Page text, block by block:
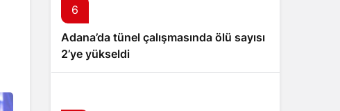
6
Adana’da tünel çalışmasında ölü sayısı
2’ye yükseldi